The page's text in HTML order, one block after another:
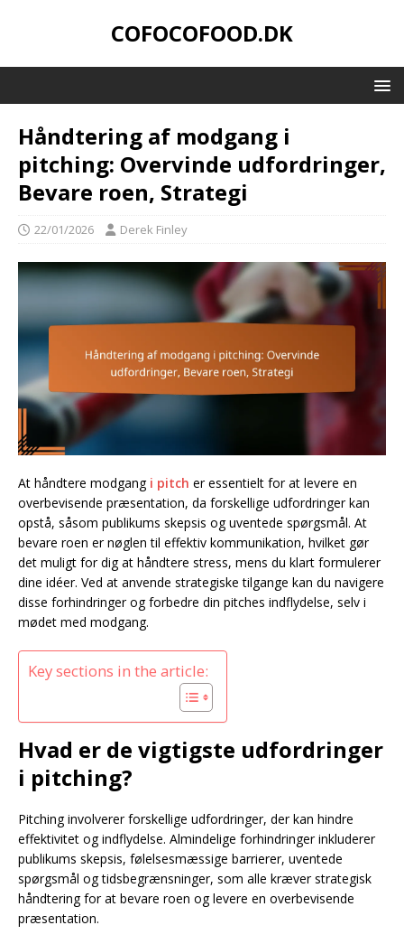
COFOCOFOOD.DK
Håndtering af modgang i
pitching: Overvinde udfordringer,
Bevare roen, Strategi
22/01/2026 Derek Finley
At håndtere modgang i pitch er essentielt for at levere en
overbevisende præsentation, da forskellige udfordringer kan
opstå, såsom publikums skepsis og uventede spørgsmål. At
bevare roen er nøglen til effektiv kommunikation, hvilket gør
det muligt for dig at håndtere stress, mens du klart formulerer
dine idéer. Ved at anvende strategiske tilgange kan du navigere
disse forhindringer og forbedre din pitches indflydelse, selv i
mødet med modgang.
Key sections in the article:
Hvad er de vigtigste udfordringer
i pitching?
Pitching involverer forskellige udfordringer, der kan hindre
effektivitet og indflydelse. Almindelige forhindringer inkluderer
publikums skepsis, følelsesmæssige barrierer, uventede
spørgsmål og tidsbegrænsninger, som alle kræver strategisk
håndtering for at bevare roen og levere en overbevisende
præsentation.